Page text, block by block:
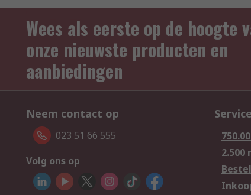
Wees als eerste op de hoogte
onze nieuwste producten en
aanbiedingen
Neem contact op
023 51 66 555
Volg ons op
2.500